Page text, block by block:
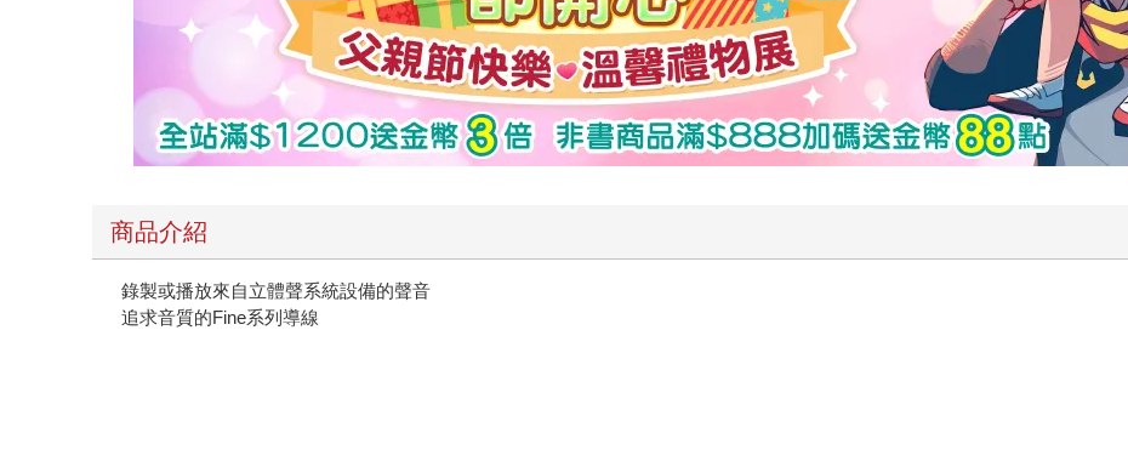
商品介紹
錄製或播放來自立體聲系統設備的聲音
追求音質的Fine系列導線